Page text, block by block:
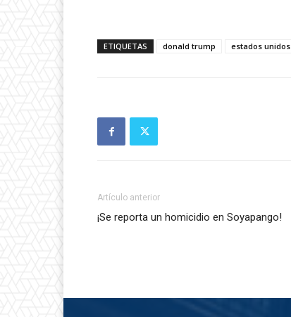
ETIQUETAS donald trump estados unidos
Artículo anterior
¡Se reporta un homicidio en Soyapango!